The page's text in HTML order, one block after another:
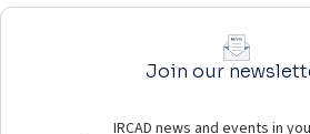
Join our
IRCAD news and events in